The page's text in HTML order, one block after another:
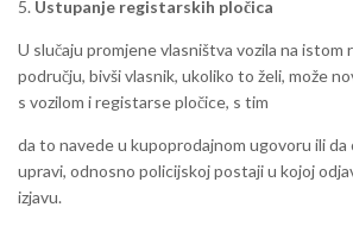
5. Ustupanje registarskih pločica
U slučaju promjene vlasništva vozila na istom
području, bivši vlasnik, ukoliko to želi, može
s vozilom i registarse pločice, s tim
da to navede u kupoprodajnom ugovoru ili
upravi, odnosno policijskoj postaji u kojoj
izjavu.